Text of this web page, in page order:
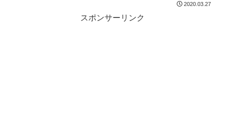
2020.03.27
スポンサーリンク